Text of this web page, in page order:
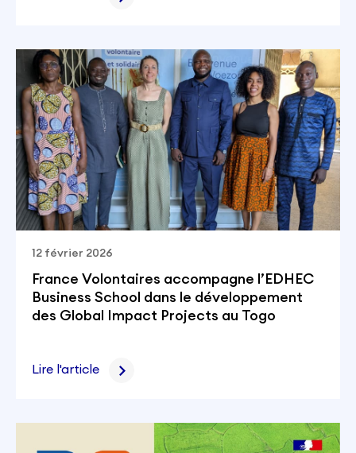
12 février 2026
France Volontaires accompagne l’EDHEC
Business School dans le développement
des Global Impact Projects au Togo
Lire l'article